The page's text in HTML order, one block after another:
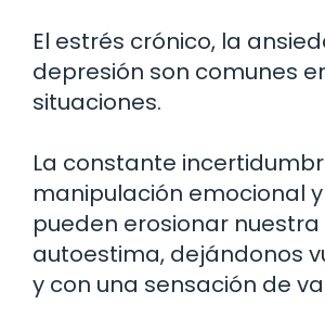
El estrés crónico, la
depresión son comunes
situaciones.
La constante
manipulación emocional
pueden erosionar nuestra
autoestima, dejándonos
y con una sensación de